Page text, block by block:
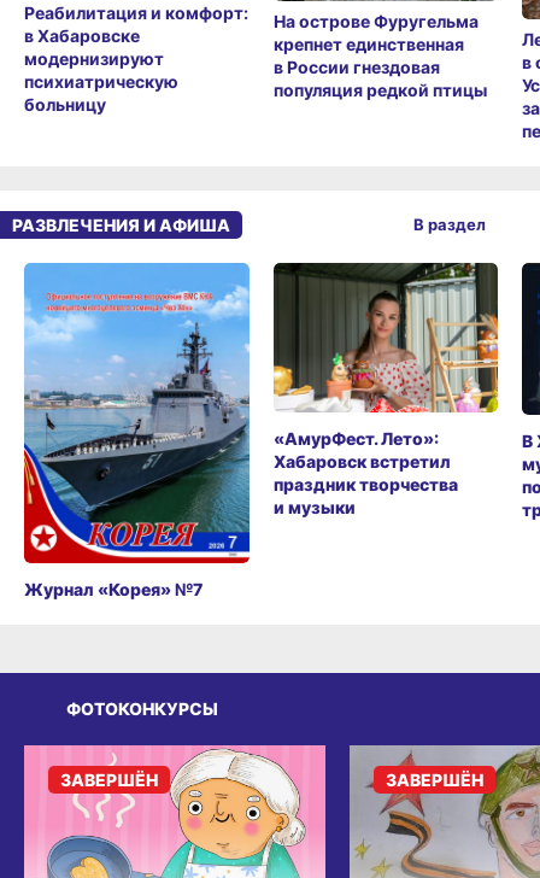
Реабилитация и комфорт:
в Хабаровске
модернизируют
психиатрическую
больницу
На острове Фуругельма
крепнет единственная
в России гнездовая
популяция редкой птицы
в
РАЗВЛЕЧЕНИЯ И АФИША
Журнал «Корея» №7
«АмурФест. Лето»:
Хабаровск встретил
праздник творчества
и музыки
В
В раздел
ФОТОКОНКУРСЫ
ЗАВЕРШЁН ЗАВЕРШЁН